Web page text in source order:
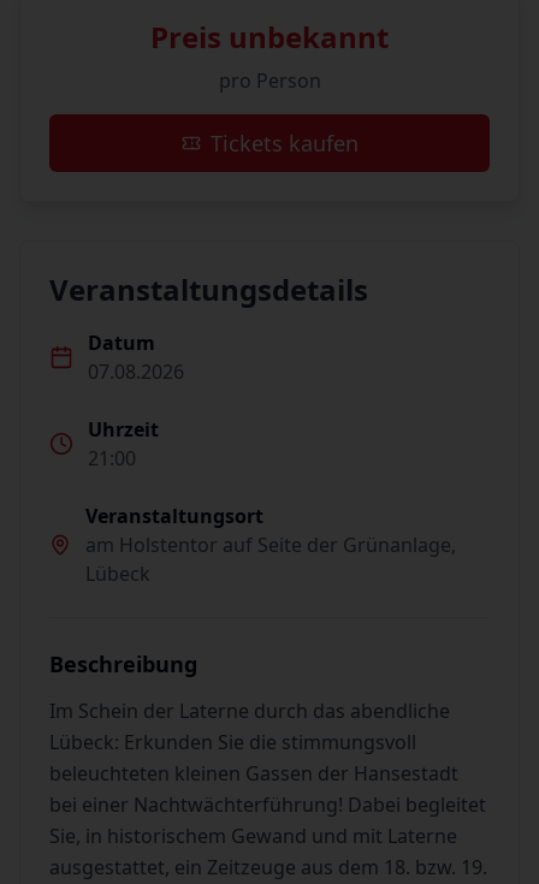
Preis unbekannt
pro Person
Tickets kaufen
Veranstaltungsdetails
Datum
07.08.2026
Uhrzeit
21:00
Veranstaltungsort
am Holstentor auf Seite der Grünanlage,
Lübeck
Beschreibung
Im Schein der Laterne durch das abendliche
Lübeck: Erkunden Sie die stimmungsvoll
beleuchteten kleinen Gassen der Hansestadt
bei einer Nachtwächterführung! Dabei begleitet
Sie, in historischem Gewand und mit Laterne
ausgestattet, ein Zeitzeuge aus dem 18. bzw. 19.